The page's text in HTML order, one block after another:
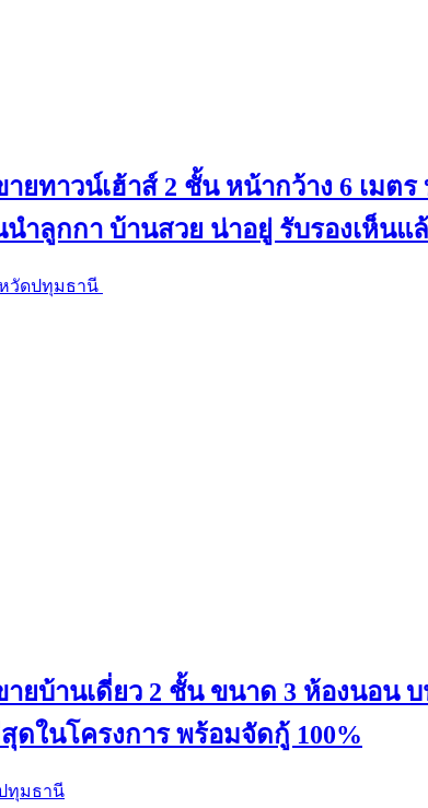
ายทาวน์เฮ้าส์ 2 ชั้น หน้ากว้าง 6 เม
ำลูกกา บ้านสวย น่าอยู่ รับรองเห็นแ
วัดปทุมธานี
ขายบ้านเดี่ยว 2 ชั้น ขนาด 3 ห้องนอ
ดในโครงการ พร้อมจัดกู้ 100%
ทุมธานี